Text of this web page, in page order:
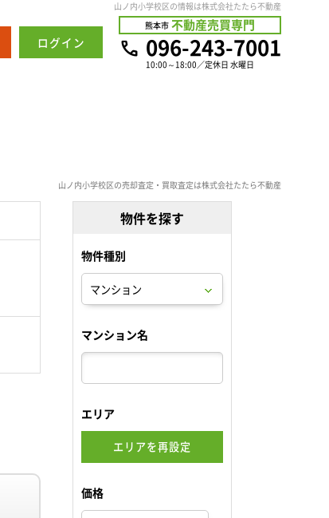
山ノ内小学校区の情報は株式会社たたら不動産
ログイン
熊本市 不動産売買専門
10:00～18:00／定休日 水曜日
096-243-7001
山ノ内小学校区の売却査定・買取査定は株式会社たたら不動産
物件を探す
物件種別
マンション名
エリア
エリアを再設定
価格